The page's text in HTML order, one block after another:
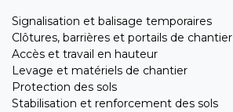
Signalisation et balisage temporaires
Clôtures, barrières et portails de chantier
Accès et travail en hauteur
Levage et matériels de chantier
Protection des sols
Stabilisation et renforcement des sols